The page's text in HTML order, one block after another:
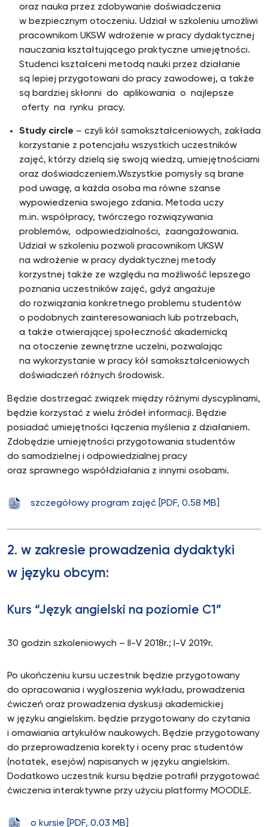
oraz nauka przez zdobywanie doświadczenia
w bezpiecznym otoczeniu. Udział w szkoleniu umożliwi
pracownikom UKSW wdrożenie w pracy dydaktycznej
nauczania kształtującego praktyczne umiejętności.
Studenci kształceni metodą nauki przez działanie
są lepiej przygotowani do pracy zawodowej, a także
są bardziej skłonni do aplikowania o najlepsze
oferty na rynku pracy.
Study circle – czyli kół samokształceniowych, zakłada
korzystanie z potencjału wszystkich uczestników
zajęć, którzy dzielą się swoją wiedzą, umiejętnościami
oraz doświadczeniem.Wszystkie pomysły są brane
pod uwagę, a każda osoba ma równe szanse
wypowiedzenia swojego zdania. Metoda uczy
m.in. współpracy, twórczego rozwiązywania
problemów, odpowiedzialności, zaangażowania.
Udział w szkoleniu pozwoli pracownikom UKSW
na wdrożenie w pracy dydaktycznej metody
korzystnej także ze względu na możliwość lepszego
poznania uczestników zajęć, gdyż angażuje
do rozwiązania konkretnego problemu studentów
o podobnych zainteresowaniach lub potrzebach,
a także otwierającej społeczność akademicką
na otoczenie zewnętrzne uczelni, pozwalając
na wykorzystanie w pracy kół samokształceniowych
doświadczeń różnych środowisk.
Będzie dostrzegać związek między różnymi dyscyplinami,
będzie korzystać z wielu źródeł informacji. Będzie
posiadać umiejętności łączenia myślenia z działaniem.
Zdobędzie umiejętności przygotowania studentów
do samodzielnej i odpowiedzialnej pracy
oraz sprawnego współdziałania z innymi osobami.
szczegółowy program zajęć [PDF, 0.58 MB]
2. w zakresie prowadzenia dydaktyki
w języku obcym:
Kurs “Język angielski na poziomie C1”
30 godzin szkoleniowych – II-V 2018r.; I-V 2019r.
Po ukończeniu kursu uczestnik będzie przygotowany
do opracowania i wygłoszenia wykładu, prowadzenia
ćwiczeń oraz prowadzenia dyskusji akademickiej
w języku angielskim. będzie przygotowany do czytania
i omawiania artykułów naukowych. Będzie przygotowany
do przeprowadzenia korekty i oceny prac studentów
(notatek, esejów) napisanych w języku angielskim.
Dodatkowo uczestnik kursu będzie potrafił przygotować
ćwiczenia interaktywne przy użyciu platformy MOODLE.
o kursie [PDF, 0.03 MB]